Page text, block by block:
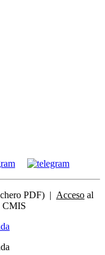
PDF) | Acceso al
CMIS